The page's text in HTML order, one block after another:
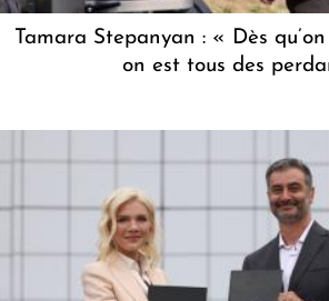
Tamara Stepanyan : « Dès
on est tous des